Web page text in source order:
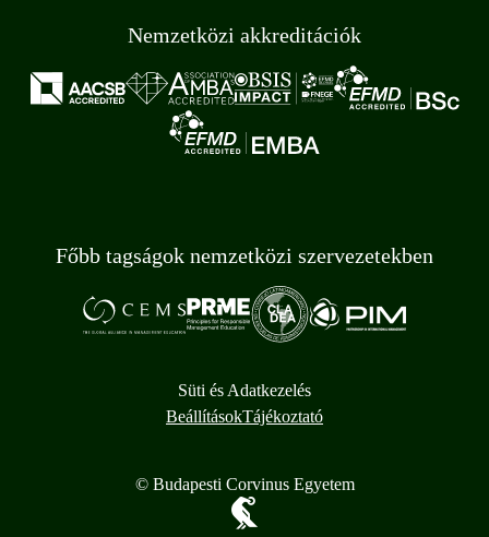
Nemzetközi akkreditációk
Főbb tagságok nemzetközi szervezetekben
Süti és Adatkezelés
BeállításokTájékoztató
© Budapesti Corvinus Egyetem